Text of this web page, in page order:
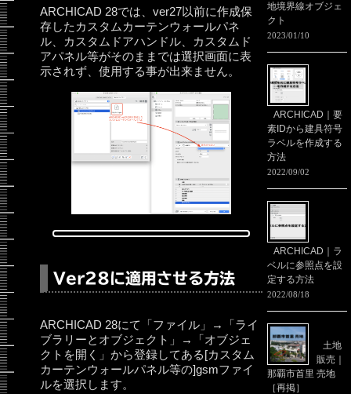
ARCHICAD 28では、ver27以前に作成保
存したカスタムカーテンウォールパネ
ル、カスタムドアハンドル、カスタムド
アパネル等がそのままでは選択画面に表
示されず、使用する事が出来ません。
Ver28に適用させる方法
ARCHICAD 28にて「ファイル」→「ライ
ブラリーとオブジェクト」→「オブジェ
クトを開く」から登録してある[カスタム
カーテンウォールパネル等の]gsmファイ
ルを選択します。
地境界線オブジェ
クト
2023/01/10
ARCHICAD｜要
素IDから建具符号
ラベルを作成する
方法
2022/09/02
ARCHICAD｜ラ
ベルに参照点を設
定する方法
2022/08/18
土地
販売｜
那覇市首里 売地
［再掲］